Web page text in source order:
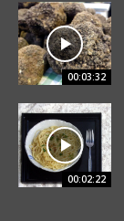
00:03:32
00:02:22